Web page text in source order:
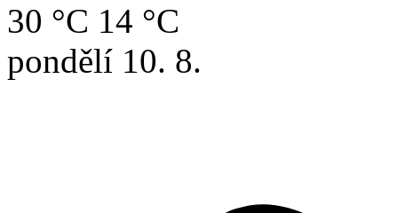
30 °C 14 °C
pondělí 10. 8.